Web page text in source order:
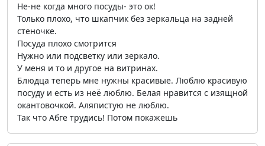
Не-не когда много посуды- это ок!
Только плохо, что шкапчик без зеркальца на задней
стеночке.
Посуда плохо смотрится
Нужно или подсветку или зеркало.
У меня и то и другое на витринах.
Блюдца теперь мне нужны красивые. Люблю красивую
посуду и есть из неё люблю. Белая нравится с изящной
окантовочкой. Аляпистую не люблю.
Так что Абге трудись! Потом покажешь